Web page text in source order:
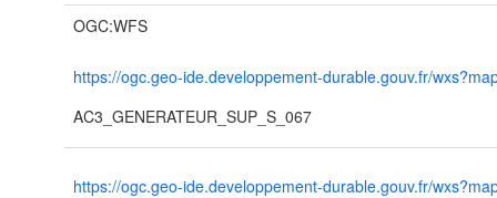
OGC:WFS
https://ogc.geo-ide.developpement-durable.gouv.fr/
AC3_GENERATEUR_SUP_S_067
https://ogc.geo-ide.developpement-durable.gouv.fr/